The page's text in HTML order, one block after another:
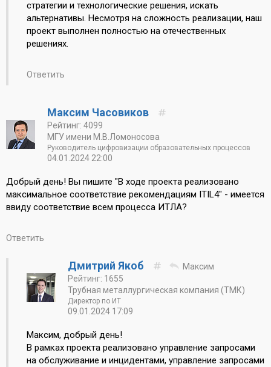
стратегии и технологические решения, искать
альтернативы. Несмотря на сложность реализации, наш
проект выполнен полностью на отечественных
решениях.
Ответить
Максим Часовиков
Рейтинг: 4099
МГУ имени М.В.Ломоносова
Руководитель цифровизации образовательных процессов
04.01.2024 22:00
Добрый день! Вы пишите "В ходе проекта реализовано
максимальное соответствие рекомендациям ITIL4" - имеется
ввиду соответствие всем процесса ИТЛА?
Ответить
Дмитрий Якоб
Максим
Рейтинг: 1655
Трубная металлургическая компания (ТМК)
Директор по ИТ
09.01.2024 17:09
Максим, добрый день!
В рамках проекта реализовано управление запросами
на обслуживание и инцидентами, управление запросами